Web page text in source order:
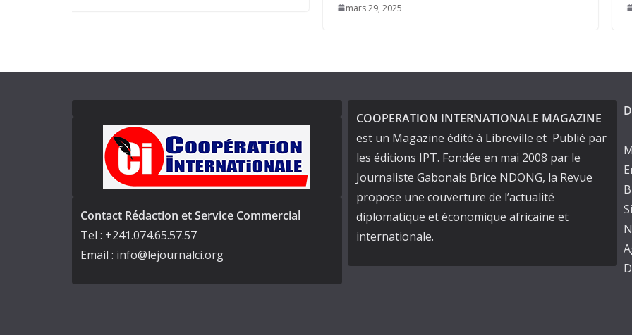
Contact Rédaction et Service Commercial
Tel : +241.074.65.57.57
Email : info@lejournalci.org
COOPERATION INTERNATIONALE MAGAZINE
est un Magazine édité à Libreville et Publié par
les éditions IPT. Fondée en mai 2008 par le
Journaliste Gabonais Brice NDONG, la Revue
propose une couverture de l’actualité
diplomatique et économique africaine et
internationale.